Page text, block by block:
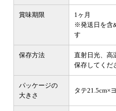
賞味期限
1ヶ月
※発送日を含
す
保存方法
直射日光、高
保存してくだ
パッケージの
大きさ
タテ21.5cm×